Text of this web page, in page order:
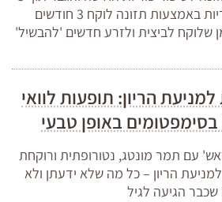
חודשים: למה שיפור פוריות באמצעות תזונה לוקח 3 חודשים
שלוקח לביצית ולזרע חדשים 'להבשיל'
למניעת הריון: תופעות לוואי
בסימפטומים באופן טבעי
עם תמר מונטג, נטורופתית ורוקחת
הריון – כל מה שלא ידעתן ולא
הגיעה לגיל